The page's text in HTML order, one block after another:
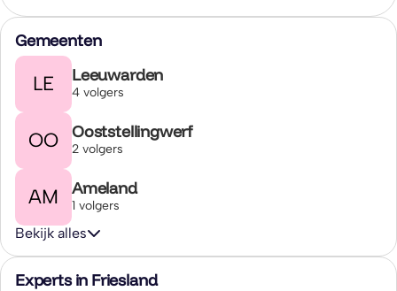
Gemeenten
LE Leeuwarden
4 volgers
OO Ooststellingwerf
2 volgers
AM Ameland
1 volgers
Bekijk alles
Experts in Friesland